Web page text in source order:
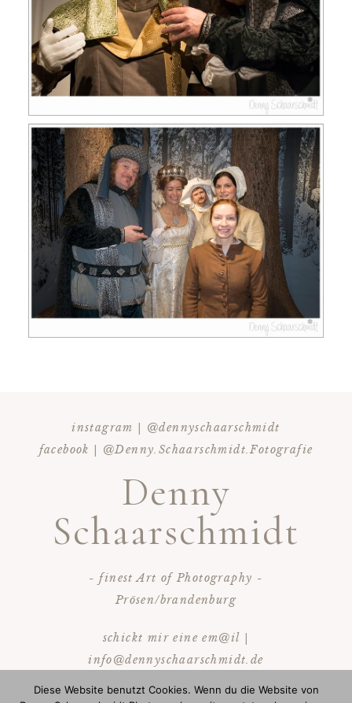
instagram | @dennyschaarschmidt
facebook | @Denny.Schaarschmidt.Fotografie
Denny
Schaarschmidt
- finest Art of Photography -
Prösen/brandenburg
schickt mir eine em@il |
info@dennyschaarschmidt.de
Diese Website benutzt Cookies. Wenn du die Website von